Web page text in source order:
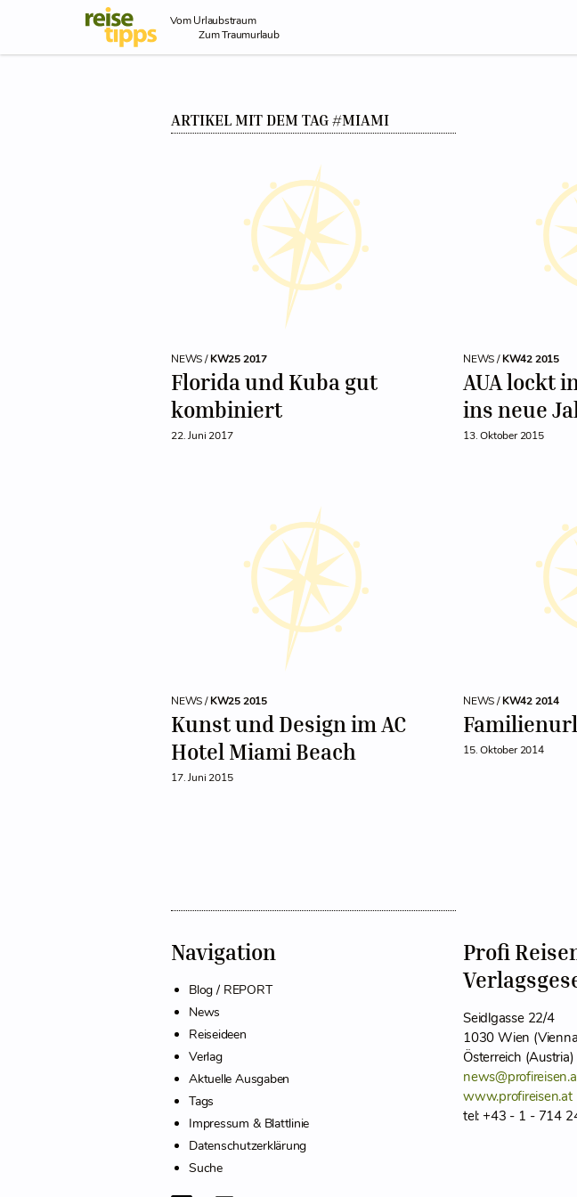
Skip to Content
Vom Urlaubstraum
Zum Traumurlaub
ARTIKEL MIT DEM TAG #MIAMI
NEWS /KW25 2017
Florida und Kuba gut
kombiniert
22. Juni 2017
NEWS /KW42 2015
AUA lockt
ins neue
13. Oktober 2015
NEWS /KW25 2015
Kunst und Design im AC
Hotel Miami Beach
17. Juni 2015
NEWS /KW42 2014
15. Oktober 2014
Navigation
Blog / REPORT
News
Reiseideen
Verlag
Aktuelle Ausgaben
Tags
Impressum & Blattlinie
Datenschutzerklärung
Suche
Profi
Seidlgasse 22/4
1030 Wien
Österreich (Austria)
www.profireisen.at
tel: +43 - 1 - 714